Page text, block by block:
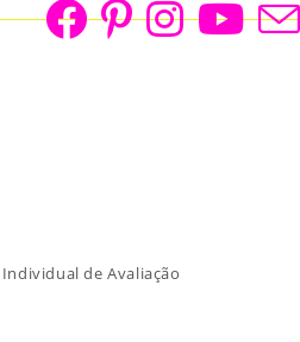
de Avaliação